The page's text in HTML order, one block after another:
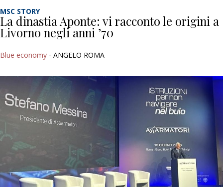
MSC STORY
La dinastia Aponte: vi racconto le origini a
Livorno negli anni ’70
Blue economy - ANGELO ROMA